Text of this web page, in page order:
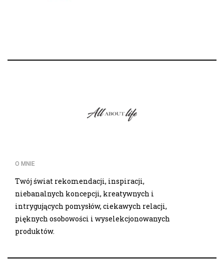
O MNIE
Twój świat rekomendacji, inspiracji,
niebanalnych koncepcji, kreatywnych i
intrygujących pomysłów, ciekawych relacji,
pięknych osobowości i wyselekcjonowanych
produktów.